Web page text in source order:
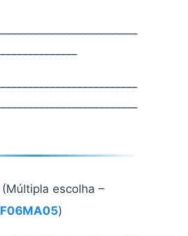
(Múltipla escolha –
)